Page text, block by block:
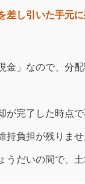
差し引いた手元
現金」なので、分
が完了した時点
持負担が残りませ
うだいの間で、